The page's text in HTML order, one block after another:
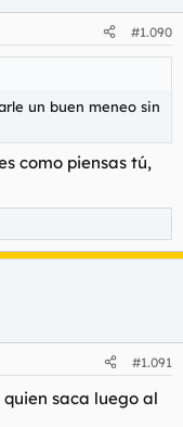
#1.090
un buen meneo sin
como piensas tú,
#1.091
saca luego al